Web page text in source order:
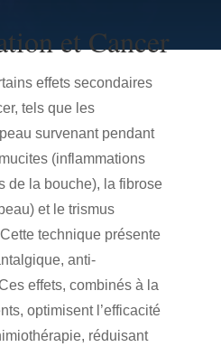
et Cancer
effets secondaires
tels que les
survenant pendant
(inflammations
de la bouche), la fibrose
et le trismus
technique présente
anti-
effets, combinés à la
optimisent l’efficacité
réduisant